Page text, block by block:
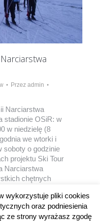
Przez admin
Narciarstwa
stadionie OSiR: w
w niedzielę (8
we wtorki i
soboty o godzinie
projektu Ski Tour
Narciarstwa
chętnych
wykorzystuje pliki cookies
oraz podniesienia
ze strony wyrażasz zgodę